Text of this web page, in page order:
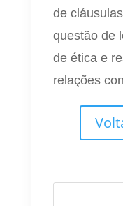
de
questão de
de ética e
relações